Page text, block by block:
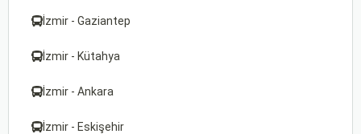
İzmir - Gaziantep
İzmir - Kütahya
İzmir - Ankara
İzmir - Eskişehir